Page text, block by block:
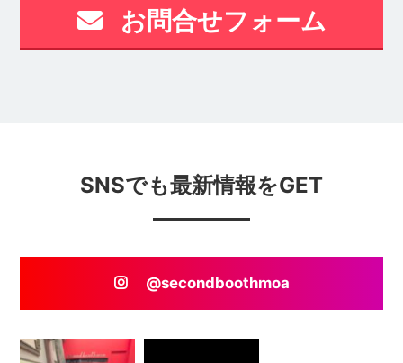
お問合せフォーム
SNSでも最新情報をGET
@secondboothmoa